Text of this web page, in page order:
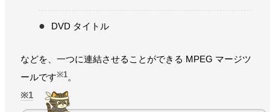
DVD タイトル
などを、一つに連結させることができる MPEG マージツ
ールです※1。
1